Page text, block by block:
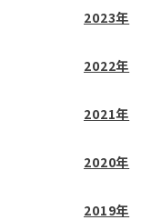
2023年
2022年
2021年
2020年
2019年